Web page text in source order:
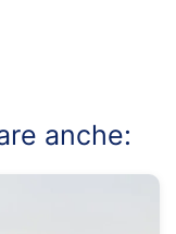
anche: